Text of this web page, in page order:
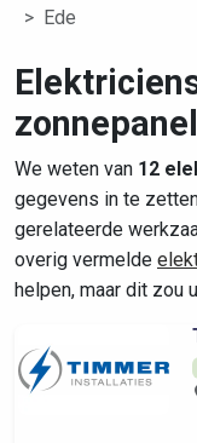
Ede
We weten van 12
gegevens in te
gerelateerde
overig vermelde
helpen, maar dit zou